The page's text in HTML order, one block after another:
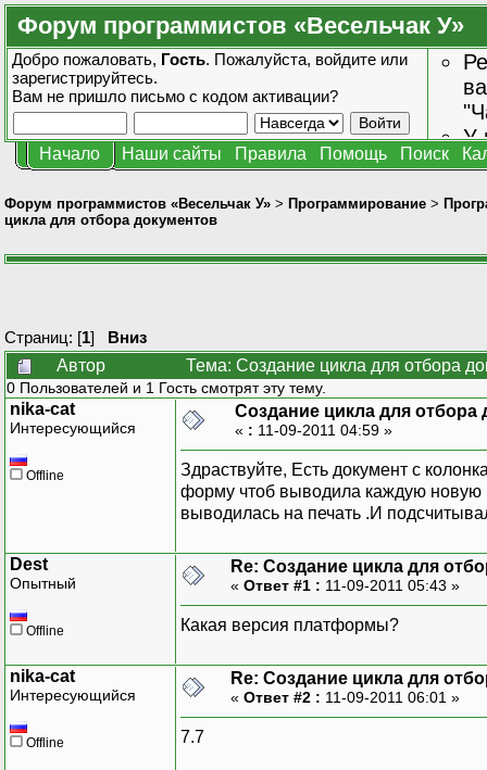
Форум программистов «Весельчак У»
Добро пожаловать, Гость. Пожалуйста, войдите или
зарегистрируйтесь.
Вам не пришло письмо с кодом активации?
У
Начало Наши сайты Правила Помощь Поиск
Форум программистов «Весельчак У» > Программирование >
цикла для отбора документов
Страниц: [1] Вниз
Автор
Тема: Создание цикла для отбора
0 Пользователей и 1 Гость смотрят эту тему.
nika-cat
Интересующийся
Offline
Создание цикла для отбора
« : 11-09-2011 04:59 »
Здраствуйте, Есть документ с
форму чтоб выводила каждую новую
выводилась на печать .И
Dest
Опытный
Offline
Re: Создание цикла для
« Ответ #1 : 11-09-2011 05:43 »
Какая версия платформы?
nika-cat
Интересующийся
Offline
Re: Создание цикла для
« Ответ #2 : 11-09-2011 06:01 »
7.7